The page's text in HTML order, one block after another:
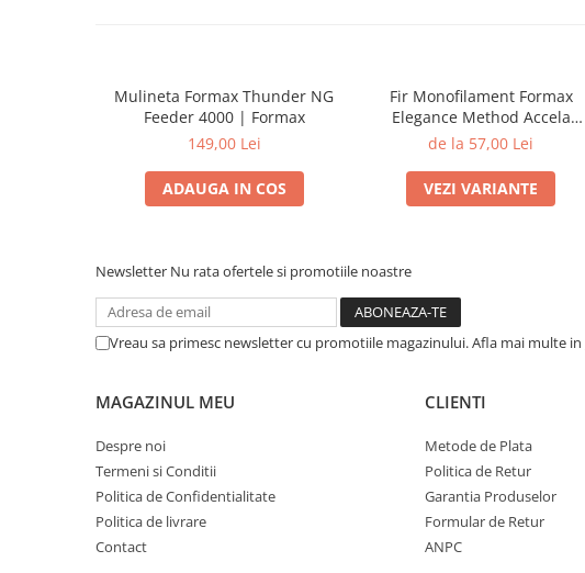
Mulineta Formax Thunder NG
Feeder 4000 | Formax
149,00 Lei
ADAUGA IN COS
Fir Monofilament Formax
Elegance Method Accela
Distance Feeder Fluo 1000m |
de la 57,00 Lei
VEZI VARIANTE
Newsletter Nu rata ofertele si promotiile noastre
Vreau sa primesc newsletter cu promotiile magazinului. Afla mai multe in
MAGAZINUL MEU
Despre noi
Termeni si Conditii
Politica de Confidentialitate
Politica de livrare
Contact
CLIENTI
Metode de Plata
Politica de Retur
Garantia Produselor
Formular de Retur
ANPC